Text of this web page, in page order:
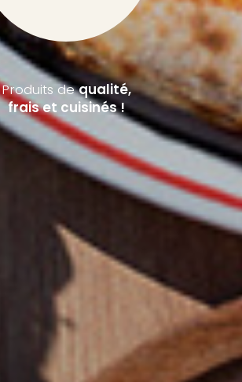
Produits dequalité,
frais et cuisinés !